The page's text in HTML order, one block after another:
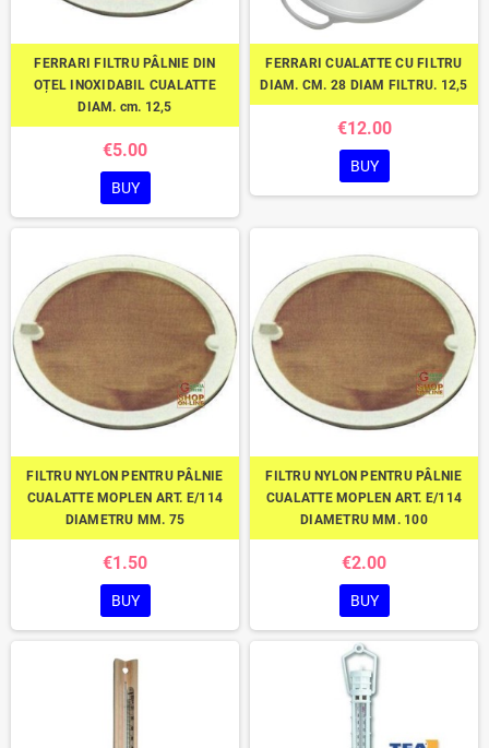
FERRARI FILTRU PÂLNIE DIN
OȚEL INOXIDABIL CUALATTE
DIAM. cm. 12,5
€5.00
BUY
FERRARI CUALATTE CU FILTRU
DIAM. CM. 28 DIAM FILTRU. 12,5
€12.00
BUY
FILTRU NYLON PENTRU PÂLNIE
CUALATTE MOPLEN ART. E/114
DIAMETRU MM. 75
€1.50
BUY
FILTRU NYLON PENTRU PÂLNIE
CUALATTE MOPLEN ART. E/114
DIAMETRU MM. 100
€2.00
BUY